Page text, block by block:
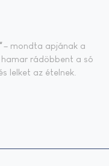
– mondta apjának a
hamar rádöbbent a só
lelket az ételnek.